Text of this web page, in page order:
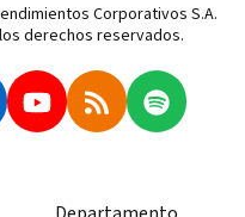
Corporativos S.A.
derechos reservados.